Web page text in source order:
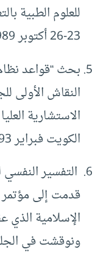
للعلوم الطبية
23-26 أكتوبر 1989م.
بحث “قواعد
النقاش الأولى
الاستشارية
الكويت فبراير 1993م.
التفسير
قدمت إلى مؤتمر
ونوقشت في